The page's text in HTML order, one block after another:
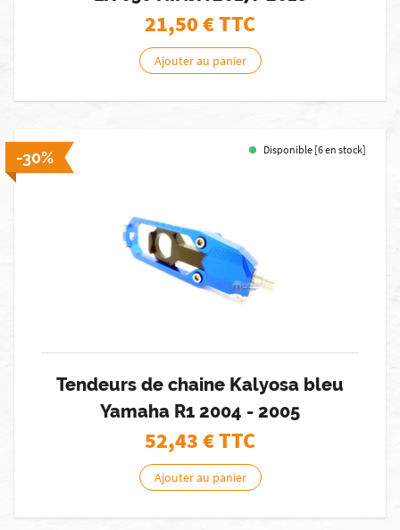
21,50€ TTC
Ajouter au panier
-30% Disponible [6 en stock]
Tendeurs de chaine Kalyosa bleu
Yamaha R1 2004 - 2005
52,43€ TTC
Ajouter au panier